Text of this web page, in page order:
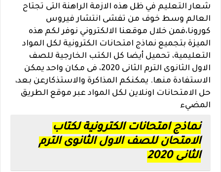
شعار التعليم في ظل هذه الازمة الراهنة التى تجتاح
العالم وسط خوف من تفشى انتشار فيروس
كورونا،فمن خلال موقعنا الالكتروني نوفر لكم هذه
الميزة بتجميع نماذج امتحانات الكترونية لكل المواد
التعليمية، تحميل أيضا كل الكتب الخارجية للصف
الاول الثانوى الترم الثانى 2020، فى مكان واحد يمكن
الاستفادة منها. يمكنكم المذاكرة والاستذكارعن بعد،
حل الامتحانات اونلاين لكل المواد عبر موقع الطريق
المضيء
نماذج امتحانات الكترونية لكتاب
الامتحان للصف الاول الثانوى الترم
الثانى 2020